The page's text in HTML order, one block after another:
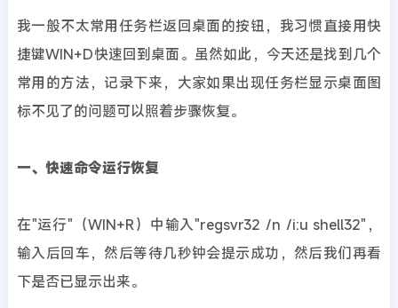
我一般不太常用任务栏返回桌面的按钮，我习惯直接用快
捷键WIN+D快速回到桌面。虽然如此，今天还是找到几个
常用的方法，记录下来，大家如果出现任务栏显示桌面图
标不见了的问题可以照着步骤恢复。
一、快速命令运行恢复
在"运行"（WIN+R）中输入"regsvr32 /n /i:u shell32"，
输入后回车，然后等待几秒钟会提示成功，然后我们再看
下是否已显示出来。